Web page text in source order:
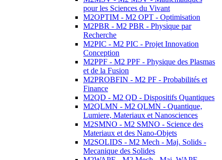
pour les Sciences du Vivant
M2OPTIM - M2 OPT - Optimisation
M2PBR - M2 PBR - Physique par
Recherche
M2PIC - M2 PIC - Projet Innovation
Conception
M2PPF - M2 PPF - Physique des Plasmas
et de la Fusion
M2PROBFIN - M2 PF - Probabilités et
Finance
M2QD - M2 QD - Dispositifs Quantiques
M2QLMN - M2 QLMN - Quantique,
Lumiere, Materiaux et Nanosciences
M2SMNO - M2 SMNO - Science des
Materiaux et des Nano-Objets
M2SOLIDS - M2 Mech - Maj. Solids -
Mecanique des Solides